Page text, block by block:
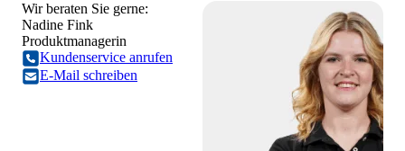
Wir beraten Sie gerne:
Nadine Fink
Produktmanagerin
Kundenservice anrufen
E-Mail schreiben